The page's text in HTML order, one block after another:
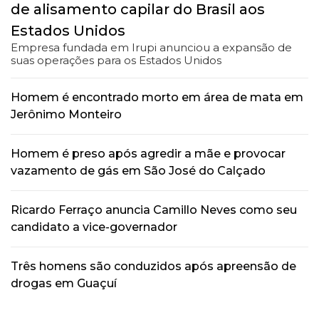
de alisamento capilar do Brasil aos
Estados Unidos
Empresa fundada em Irupi anunciou a expansão de
suas operações para os Estados Unidos
Homem é encontrado morto em área de mata em
Jerônimo Monteiro
Homem é preso após agredir a mãe e provocar
vazamento de gás em São José do Calçado
Ricardo Ferraço anuncia Camillo Neves como seu
candidato a vice-governador
Três homens são conduzidos após apreensão de
drogas em Guaçuí